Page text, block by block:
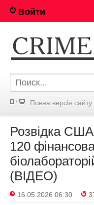
Войти
Повна версія сайту
Розвідка США
120
(ВІДЕО)
16.05.2026 06:30